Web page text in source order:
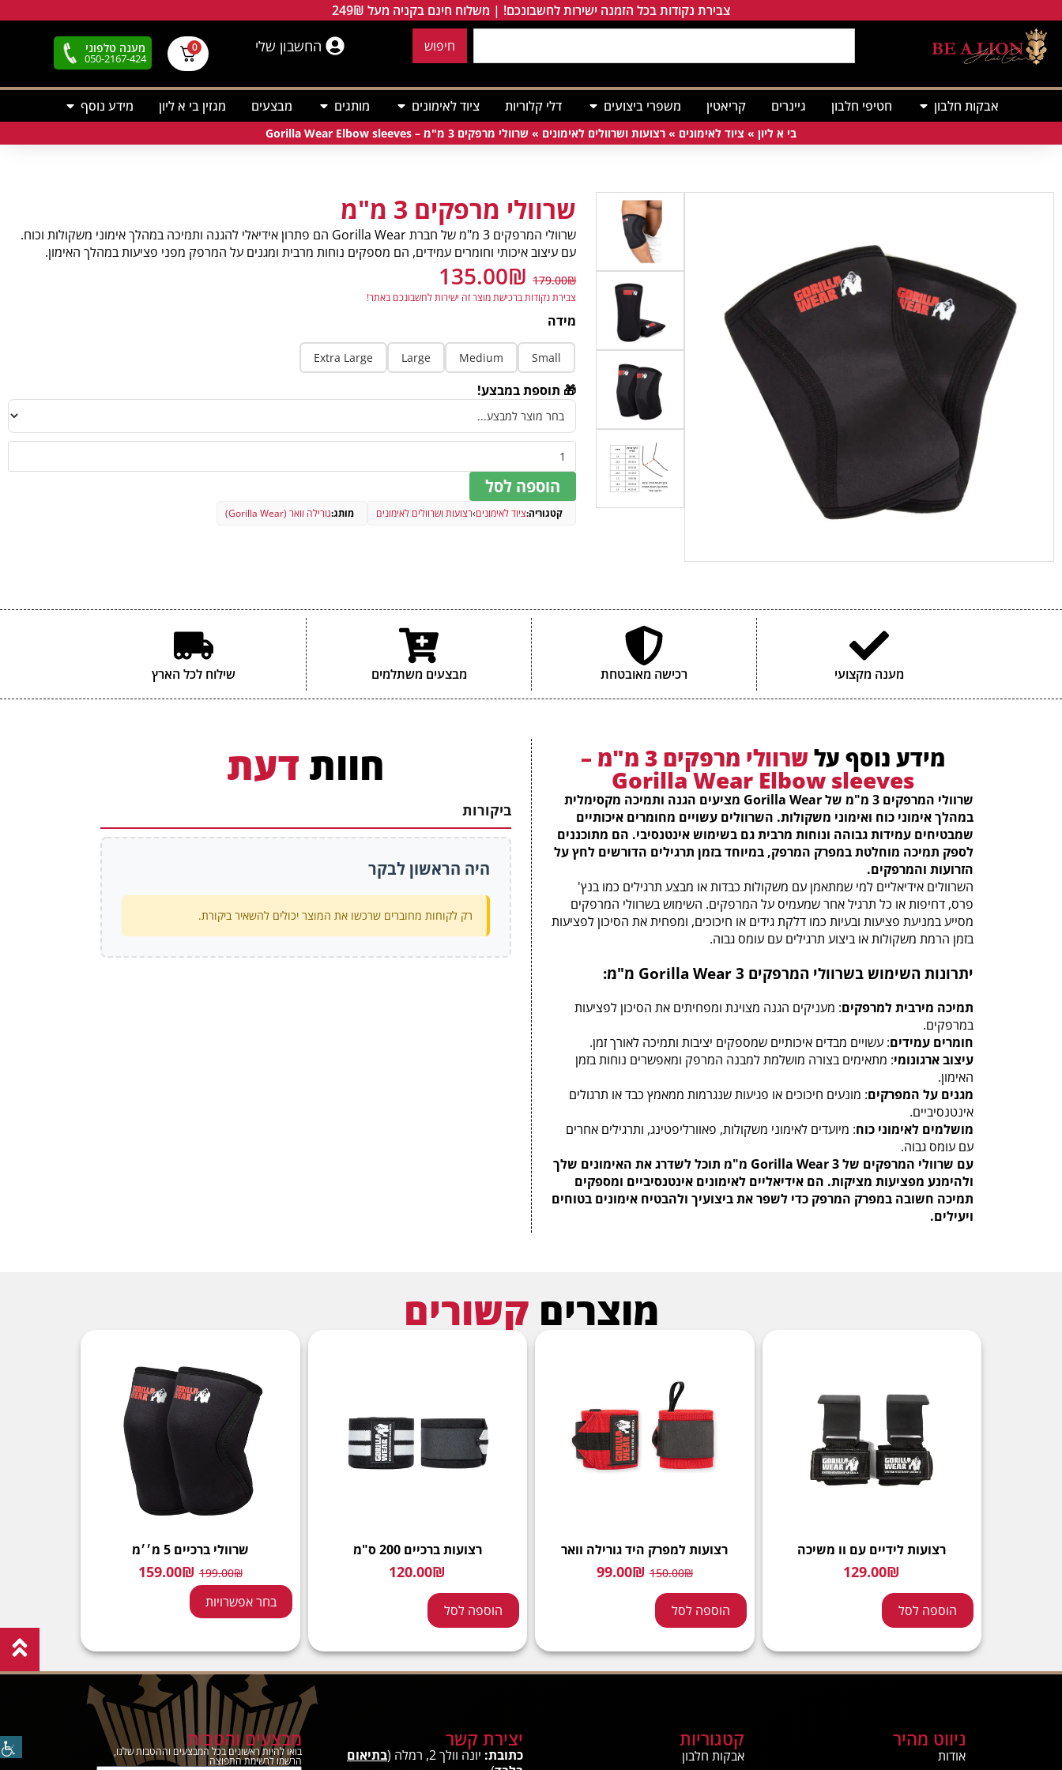
צבירת נקודות בכל הזמנה ישירות לחשבונכם! | משלוח חינם בקניה מעל 249₪
חיפוש החשבון שלי 0 מענה טלפוני
050-2167-424
אבקות חלבון חטיפי חלבון גיינרים קריאטין משפרי ביצועים דלי קלוריות ציוד לאימונים מותגים מבצעים מגזין בי א ליון מידע נוסף
בי א ליון » ציוד לאימונים » רצועות ושרוולים לאימונים » שרוולי מרפקים 3 מ"מ – Gorilla Wear Elbow sleeves
שרוולי מרפקים 3 מ"מ
שרוולי המרפקים 3 מ"מ של חברת Gorilla Wear הם פתרון אידיאלי להגנה ותמיכה במהלך אימוני משקולות וכוח.
עם עיצוב איכותי וחומרים עמידים, הם מספקים נוחות מרבית ומגנים על המרפק מפני פציעות במהלך האימון.
179.00₪
135.00₪
צבירת נקודות ברכישת מוצר זה ישירות לחשבונכם באתר!
מידה
Small
Medium
Large
Extra Large
🎁 תוספת במבצע!
הוספה לסל
קטגוריה:ציוד לאימונים›רצועות ושרוולים לאימונים מותג:גורילה וואר (Gorilla Wear)
מענה מקצועי רכישה מאובטחת מבצעים משתלמים שילוח לכל הארץ
מידע נוסף על שרוולי מרפקים 3 מ"מ –
Gorilla Wear Elbow sleeves
שרוולי המרפקים 3 מ"מ של Gorilla Wear מציעים הגנה ותמיכה מקסימלית
במהלך אימוני כוח ואימוני משקולות. השרוולים עשויים מחומרים איכותיים
שמבטיחים עמידות גבוהה ונוחות מרבית גם בשימוש אינטנסיבי. הם מתוכננים
לספק תמיכה מוחלטת במפרק המרפק, במיוחד בזמן תרגילים הדורשים לחץ על
הזרועות והמרפקים.
השרוולים אידיאליים למי שמתאמן עם משקולות כבדות או מבצע תרגילים כמו בנץ'
פרס, דחיפות או כל תרגיל אחר שמעמיס על המרפקים. השימוש בשרוולי המרפקים
מסייע במניעת פציעות ובעיות כמו דלקת גידים או חיכוכים, ומפחית את הסיכון לפציעות
בזמן הרמת משקולות או ביצוע תרגילים עם עומס גבוה.
יתרונות השימוש בשרוולי המרפקים Gorilla Wear 3 מ"מ :
תמיכה מירבית למרפקים: מעניקים הגנה מצוינת ומפחיתים את הסיכון לפציעות
במרפקים.
חומרים עמידים: עשויים מבדים איכותיים שמספקים יציבות ותמיכה לאורך זמן.
עיצוב ארגונומי: מתאימים בצורה מושלמת למבנה המרפק ומאפשרים נוחות בזמן
האימון.
מגנים על המפרקים: מונעים חיכוכים או פגיעות שנגרמות ממאמץ כבד או תרגולים
אינטנסיביים.
מושלמים לאימוני כוח: מיועדים לאימוני משקולות, פאוורליפטינג, ותרגילים אחרים
עם עומס גבוה.
עם שרוולי המרפקים של Gorilla Wear 3 מ"מ תוכל לשדרג את האימונים שלך
ולהימנע מפציעות מציקות. הם אידיאליים לאימונים אינטנסיביים ומספקים
תמיכה חשובה במפרק המרפק כדי לשפר את ביצועיך ולהבטיח אימונים בטוחים
ויעילים.
חוות דעת
ביקורות
היה הראשון לבקר
רק לקוחות מחוברים שרכשו את המוצר יכולים להשאיר ביקורת.
מוצרים קשורים
רצועות לידיים עם וו משיכה
129.00₪
הוספה לסל
רצועות למפרק היד גורילה וואר
150.00₪
99.00₪
הוספה לסל
רצועות ברכיים 200 ס"מ
120.00₪
הוספה לסל
שרוולי ברכיים 5 מ׳׳מ
199.00₪
159.00₪
בחר אפשרויות
ניווט מהיר
אודות
קטגוריות
אבקות חלבון
יצירת קשר
כתובת: יונה וולך 2, רמלה (
בתיאום
מבצעים והטבות
בואו להיות ראשונים בכל המבצעים וההטבות שלנו,
הרשמו לרשימת התפוצה